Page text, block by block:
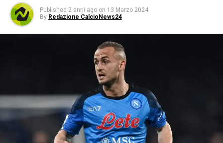
Published 2 anni ago on 13 Marzo 2024
By Redazione CalcioNews24